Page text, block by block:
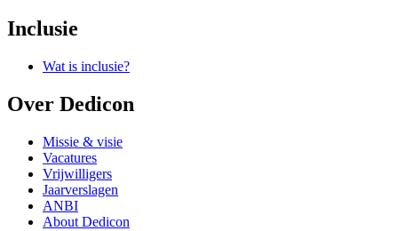
Inclusie
Wat is inclusie?
Over Dedicon
Missie & visie
Vacatures
Vrijwilligers
Jaarverslagen
ANBI
About Dedicon